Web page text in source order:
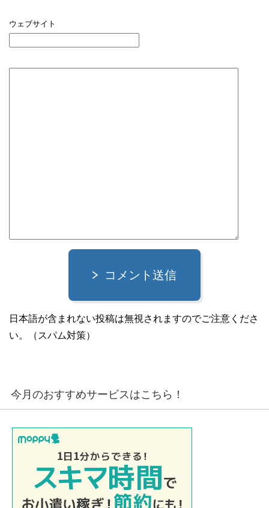
ウェブサイト
コメント送信
日本語が含まれない投稿は無視されますのでご注意くださ
い。（スパム対策）
今月のおすすめサービスはこちら！